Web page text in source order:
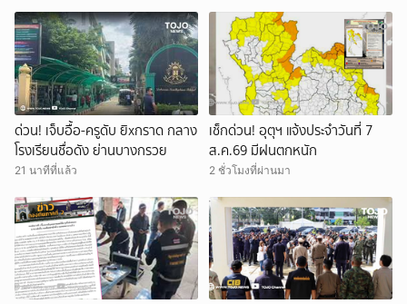
ด่วน! เจ็บอื้อ-ครูดับ ยิxกราด กลาง
โรงเรียนชื่อดัง ย่านบางกรวย
21 นาทีที่แล้ว
เช็กด่วน! อุตุฯ แจ้งประจำวันที่ 7
ส.ค.69 มีฝนตกหนัก
2 ชั่วโมงที่ผ่านมา